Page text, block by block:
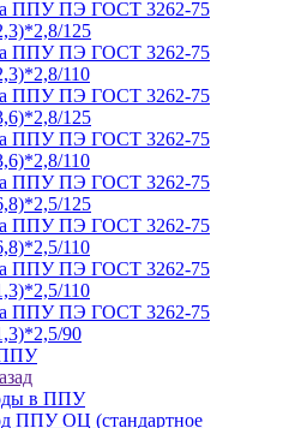
ППУ ПЭ ГОСТ 3262-75
125
ППУ ПЭ ГОСТ 3262-75
110
ППУ ПЭ ГОСТ 3262-75
125
ППУ ПЭ ГОСТ 3262-75
110
ППУ ПЭ ГОСТ 3262-75
125
ППУ ПЭ ГОСТ 3262-75
110
ППУ ПЭ ГОСТ 3262-75
110
ППУ ПЭ ГОСТ 3262-75
90
в ППУ
ППУ ОЦ (стандартное